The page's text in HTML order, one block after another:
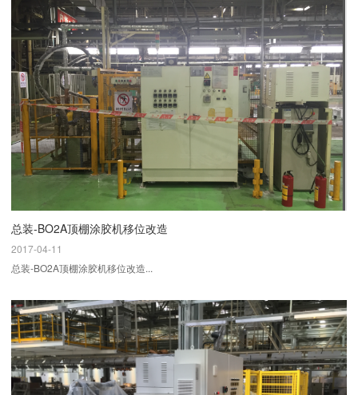
总装-BO2A顶棚涂胶机移位改造
2017-04-11
总装-BO2A顶棚涂胶机移位改造...